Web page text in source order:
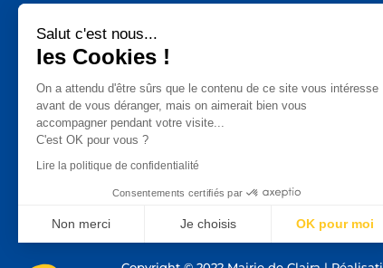
les Cookies !
de ce site vous intéresse avant de
vous déranger, mais on aimerait bien vous accompagner pendant
votre visite...
C'est OK pour vous ?
Lire la politique de confidentialité
Consentements certifiés par
Non merci Je choisis OK pour moi